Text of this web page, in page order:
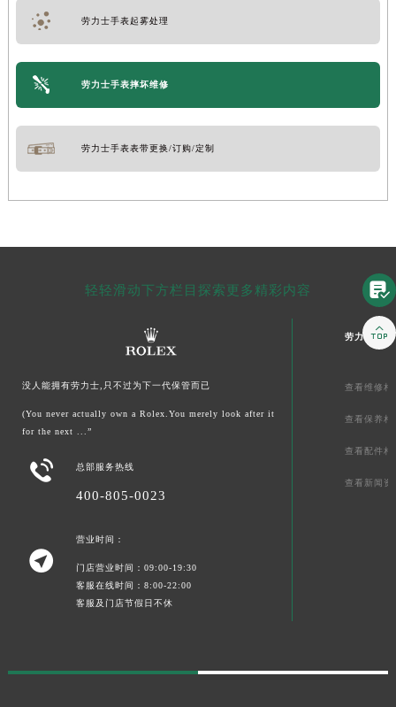
劳力士手表起雾处理
劳力士手表摔坏维修
劳力士手表表带更换/订购/定制
轻轻滑动下方栏目探索更多精彩内容
没人能拥有劳力士,只不过为下一代保管而已
(You never actually own a Rolex.You merely look after it
for the next ...”
 总部服务热线
400-805-0023

营业时间：
门店营业时间：09:00-19:30
客服在线时间：8:00-22:00
客服及门店节假日不休
劳力士文章
查看维修相
查看保养相
查看配件相
查看新闻资

